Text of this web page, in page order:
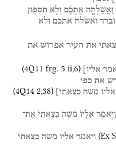
וַאֲשַׁלְּחָ֣ה אֶתְכֶ֔ם וְלֹ֥א תֹסִפ֖וּן
וברד ואשלח אתכם ולא
את העיר אפרוש את
אליו] (4Q11 frg. 5 ii,6)
את כפי
אליו משה כצאתי] (4Q14 2,38)
וַיֹּ֤אמֶר אֵלָיו֙ מֹשֶׁ֔ה כְּצֵאתִי֙ אֶת־
(Ex ויאמר אליו משה כצאתי